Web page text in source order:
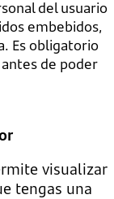
del usuario
embebidos,
Es obligatorio
de poder
visualizar
tengas una